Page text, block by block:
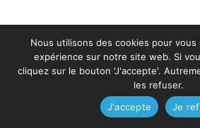
Nous utilisons des cookies pour vous
expérience sur notre site web. Si
cliquez sur le bouton 'J'accepte'.
les refuser.
J'accepte
Je